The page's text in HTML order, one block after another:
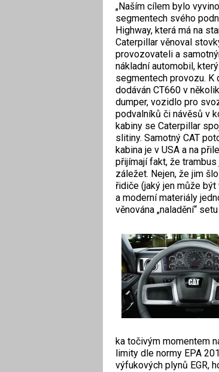
„Naším cílem bylo
segmentech svého
Highway, která má na
Caterpillar věnoval
provozovateli a
nákladní automobil,
segmentech provozu.
dodáván CT660 v
dumper, vozidlo pro
podvalníků či návěsů v
kabiny se Caterpillar
slitiny. Samotný CAT
kabina je v USA a na
přijímají fakt, že
záležet. Nejen, že jim
řidiče (jaký jen může
a moderní materiály
věnována „naladění“
ka točivým momentem
limity dle normy EPA
výfukových plynů EGR,